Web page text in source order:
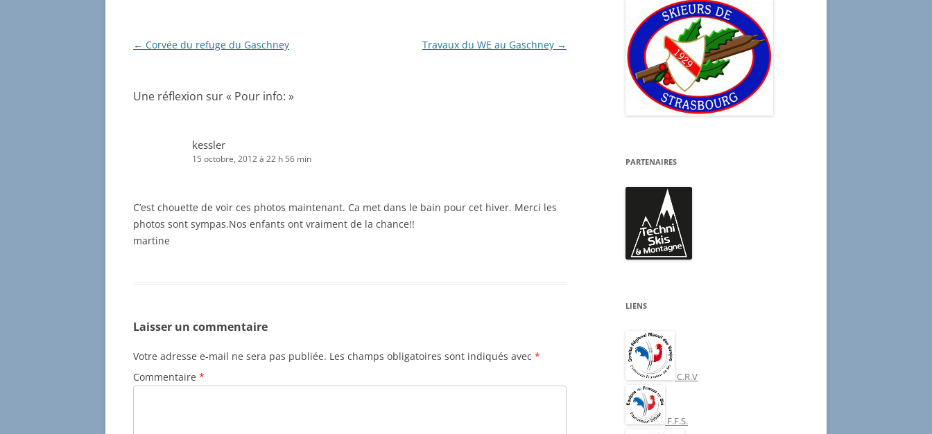
Navigation
← Corvée du refuge du Gaschney Travaux du WE au Gaschney →
Une réflexion sur « Pour info: »
kessler
15 octobre, 2012 à 22 h 56 min
C’est chouette de voir ces photos maintenant. Ca met dans le bain pour cet hiver. Merci les
photos sont sympas.Nos enfants ont vraiment de la chance!!
martine
Laisser un commentaire
Votre adresse e-mail ne sera pas publiée. Les champs obligatoires sont indiqués avec *
Commentaire *
PARTENAIRES
LIENS
C.R.V
F.F.S.